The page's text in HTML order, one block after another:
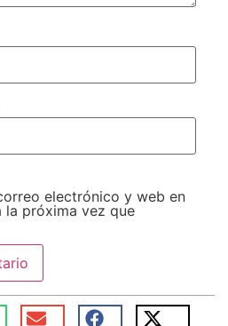
electrónico y web en
la próxima vez que